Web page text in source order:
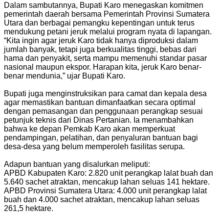
Dalam sambutannya, Bupati Karo menegaskan komitmen
pemerintah daerah bersama Pemerintah Provinsi Sumatera
Utara dan berbagai pemangku kepentingan untuk terus
mendukung petani jeruk melalui program nyata di lapangan.
“Kita ingin agar jeruk Karo tidak hanya diproduksi dalam
jumlah banyak, tetapi juga berkualitas tinggi, bebas dari
hama dan penyakit, serta mampu memenuhi standar pasar
nasional maupun ekspor. Harapan kita, jeruk Karo benar-
benar mendunia,” ujar Bupati Karo.
Bupati juga menginstruksikan para camat dan kepala desa
agar memastikan bantuan dimanfaatkan secara optimal
dengan pemasangan dan penggunaan perangkap sesuai
petunjuk teknis dari Dinas Pertanian. Ia menambahkan
bahwa ke depan Pemkab Karo akan memperkuat
pendampingan, pelatihan, dan penyaluran bantuan bagi
desa-desa yang belum memperoleh fasilitas serupa.
Adapun bantuan yang disalurkan meliputi:
APBD Kabupaten Karo: 2.820 unit perangkap lalat buah dan
5.640 sachet atraktan, mencakup lahan seluas 141 hektare.
APBD Provinsi Sumatera Utara: 4.000 unit perangkap lalat
buah dan 4.000 sachet atraktan, mencakup lahan seluas
261,5 hektare.